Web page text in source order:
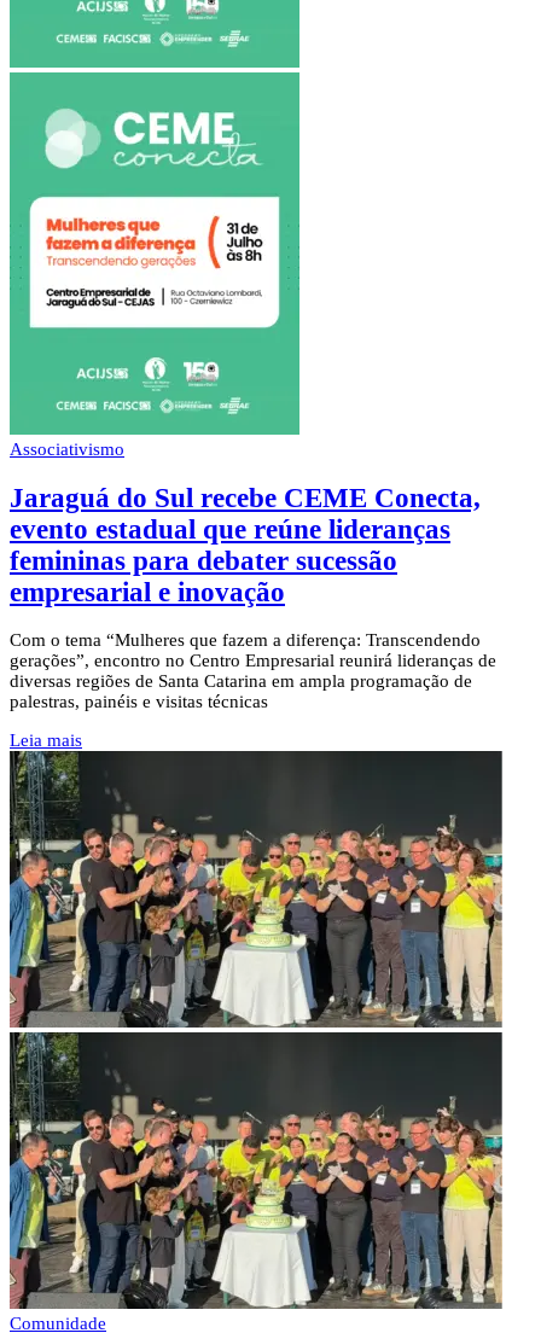
Associativismo
Jaraguá do Sul recebe CEME Conecta,
evento estadual que reúne lideranças
femininas para debater sucessão
empresarial e inovação
Com o tema “Mulheres que fazem a diferença: Transcendendo
gerações”, encontro no Centro Empresarial reunirá lideranças de
diversas regiões de Santa Catarina em ampla programação de
palestras, painéis e visitas técnicas
Leia mais
Comunidade